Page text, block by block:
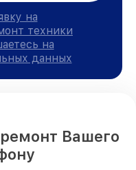
на
техники
на
данных
Вашего